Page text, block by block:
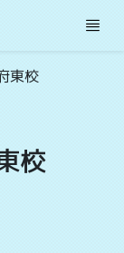
東校
校